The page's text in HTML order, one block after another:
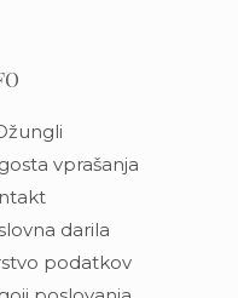
vprašanja
darila
podatkov